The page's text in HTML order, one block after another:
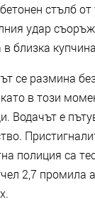
стълб
удар
близка
се размина
в този
Водачът е
полиция са
2,7 промила